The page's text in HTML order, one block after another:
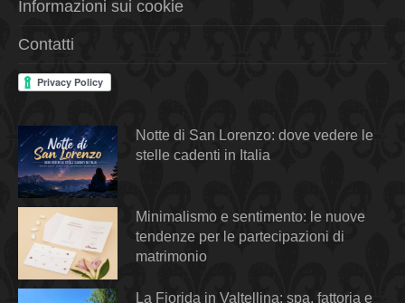
Informazioni sui cookie
Contatti
Notte di San Lorenzo: dove vedere le
stelle cadenti in Italia
Minimalismo e sentimento: le nuove
tendenze per le partecipazioni di
matrimonio
La Fiorida in Valtellina: spa, fattoria e